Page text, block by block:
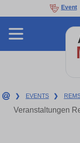
Event
❯ EVENTS ❯
Veranstaltungen